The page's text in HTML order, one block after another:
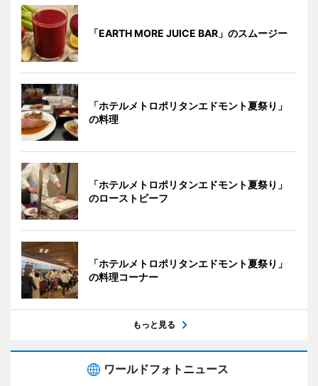
「EARTH MORE JUICE BAR」のスムージー
「ホテルメトロポリタンエドモント夏祭り」
の料理
「ホテルメトロポリタンエドモント夏祭り」
のローストビーフ
「ホテルメトロポリタンエドモント夏祭り」
の料理コーナー
もっと見る
ワールドフォトニュース